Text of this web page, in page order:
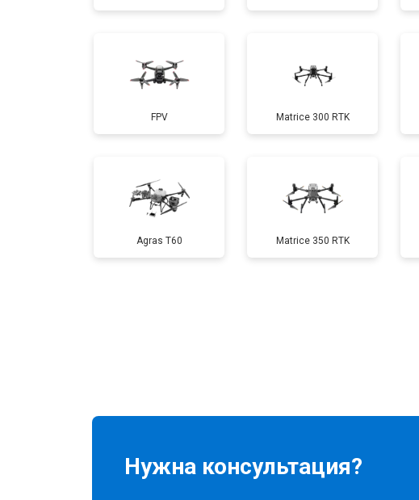
Настройка шифрования Wi-Fi
Прошивка
Замена материнской платы
Ремонт корпуса
FPV Matrice 300 RTK
Agras T60 Matrice 350 RTK
Нужна консультация?